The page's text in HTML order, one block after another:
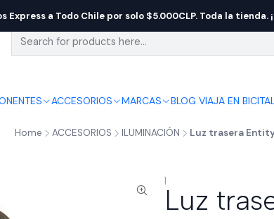
ACCESORIOS MARCAS BLOG VIAJA EN BICI
Express a Todo Chile por solo $5.000CLP. Toda la tienda.
Home ACCESORIOS ILUMINACIÓN Luz trasera
|
Luz